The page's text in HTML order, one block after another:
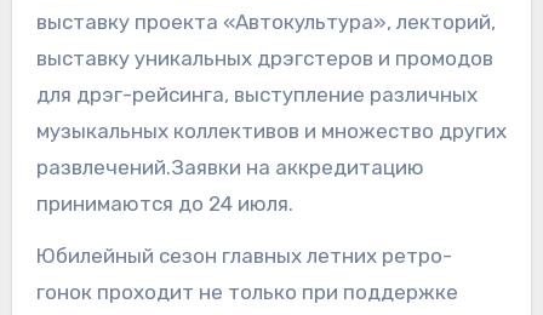
выставку проекта «Автокультура», лекторий,
выставку уникальных дрэгстеров и промодов
для дрэг-рейсинга, выступление различных
музыкальных коллективов и множество других
развлечений.Заявки на аккредитацию
принимаются до 24 июля.
Юбилейный сезон главных летних ретро-
гонок проходит не только при поддержке